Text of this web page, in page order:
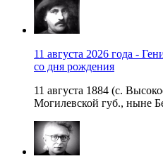
11 августа 2026 года -
со дня рождения
11 августа 1884 (с.
Могилевской губ., ныне